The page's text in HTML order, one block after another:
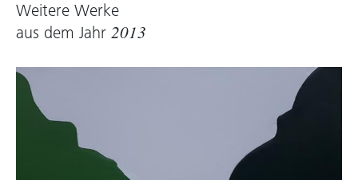
Weitere Werke
aus dem Jahr 2013